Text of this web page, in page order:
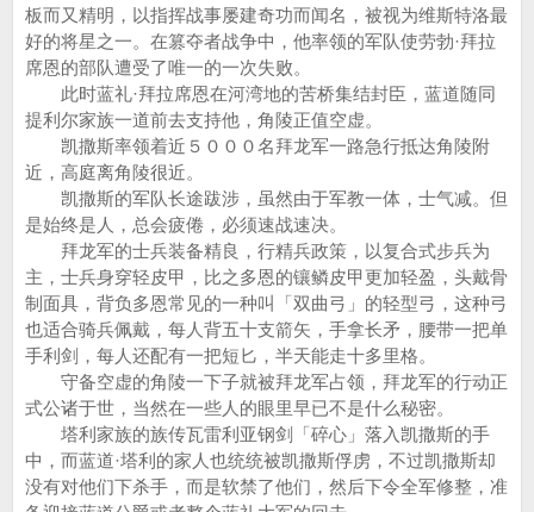
板而又精明，以指挥战事屡建奇功而闻名，被视为维斯特洛最
好的将星之一。在篡夺者战争中，他率领的军队使劳勃·拜拉
席恩的部队遭受了唯一的一次失败。
此时蓝礼·拜拉席恩在河湾地的苦桥集结封臣，蓝道随同
提利尔家族一道前去支持他，角陵正值空虚。
凯撒斯率领着近５０００名拜龙军一路急行抵达角陵附
近，高庭离角陵很近。
凯撒斯的军队长途跋涉，虽然由于军教一体，士气减。但
是始终是人，总会疲倦，必须速战速决。
拜龙军的士兵装备精良，行精兵政策，以复合式步兵为
主，士兵身穿轻皮甲，比之多恩的镶鳞皮甲更加轻盈，头戴骨
制面具，背负多恩常见的一种叫「双曲弓」的轻型弓，这种弓
也适合骑兵佩戴，每人背五十支箭矢，手拿长矛，腰带一把单
手利剑，每人还配有一把短匕，半天能走十多里格。
守备空虚的角陵一下子就被拜龙军占领，拜龙军的行动正
式公诸于世，当然在一些人的眼里早已不是什么秘密。
塔利家族的族传瓦雷利亚钢剑「碎心」落入凯撒斯的手
中，而蓝道·塔利的家人也统统被凯撒斯俘虏，不过凯撒斯却
没有对他们下杀手，而是软禁了他们，然后下令全军修整，准